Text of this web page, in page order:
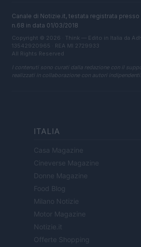
Canale di Notizie.it, testata registrata presso
n.68 in data 01/03/2018
Copyright © 2026 · Think — Edito in Italia da
13542920965 · REA MI 2729933
All Rights Reserved
I contenuti sono curati dalla redazione con il
realizzati in collaborazione con autori indipendenti.
ITALIA
Casa Magazine
Cineverse Magazine
Donne Magazine
Food Blog
Milano Notizie
Motor Magazine
Notizie.it
Offerte Shopping